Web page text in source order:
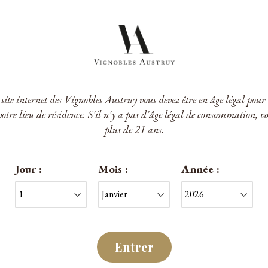
internet des Vignobles Austruy vous devez être en âge légal
lieu de résidence. S'il n'y a pas d'âge légal de consommation,
plus de 21 ans.
Jour : Mois : Année :
Entrer
Peyrassol
/Bouteille
Château
Château Peyrassol Blanc
23,50 €/Bouteille